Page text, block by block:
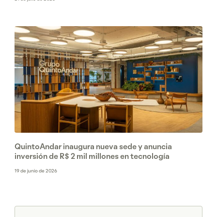
QuintoAndar inaugura nueva sede y anuncia
inversión de R$ 2 mil millones en tecnología
19 de junio de 2026